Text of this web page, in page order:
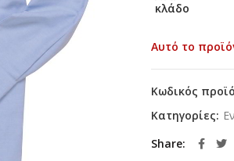
κλάδο
Αυτό το
Κωδικός
Κατηγορίες:
Share